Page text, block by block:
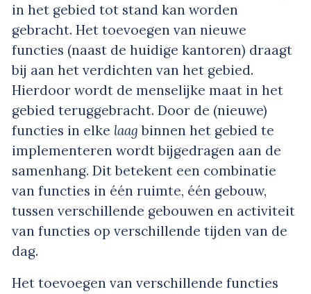
in het gebied tot stand kan worden
gebracht. Het toevoegen van nieuwe
functies (naast de huidige kantoren) draagt
bij aan het verdichten van het gebied.
Hierdoor wordt de menselijke maat in het
gebied teruggebracht. Door de (nieuwe)
functies in elke laag binnen het gebied te
implementeren wordt bijgedragen aan de
samenhang. Dit betekent een combinatie
van functies in één ruimte, één gebouw,
tussen verschillende gebouwen en activiteit
van functies op verschillende tijden van de
dag.
Het toevoegen van verschillende functies